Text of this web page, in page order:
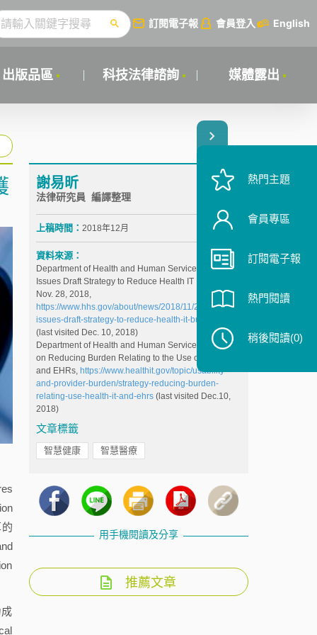
訂閱電子報 會員登入 English
出版品區 科技法律諮詢 媒體露出
謝易昕
法律研究員 編譯整理
上稿時間： 2018年12月
資料來源：
Department of Health and Human Services, HHS
Issues Draft Strategy to Reduce Health IT Burden,
Nov. 28, 2018,
https://www.hhs.gov/about/news/2018/11/28/hhs-
issues-draft-strategy-to-reduce-health-it-burden.html
(last visited Dec. 10, 2018)
Department of Health and Human Services, Strategy
on Reducing Burden Relating to the Use of Health IT
and EHRs, https://www.healthit.gov/topic/usability-
and-provider-burden/strategy-reducing-burden-
relating-use-health-it-and-ehrs(last visited Dec.10,
2018)
文章標籤
智慧健康 智慧醫療
用手機閱讀及分享
推薦文章
熱門主題
會員專區
訂閱電子報
熱門閱讀
稍後閱讀(0)